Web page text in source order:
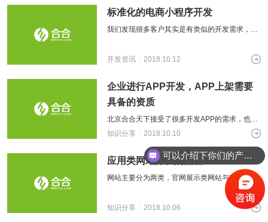
标准化的电商小程序开发
我们发现很多客户其实是有类似的开发需求，其
开发资讯 2018.10.12
企业进行APP开发，APP上架需要
具备的资质
北京合合天下接受了很多开发APP的需求，也进
行过很多APP的上架，而在企业开发APP之前，
知识分享 2018.10.10
应用类网站开发的流程
网站主要分为两类，官网展示类网站与应用类网
站开发，官网展示类网站，模式化比较严重，多
以模板可以满足大部分客户的需求，当然
知识分享 2018.10.06
可以介绍下你们的产品么？
你们是怎么收费的呢？